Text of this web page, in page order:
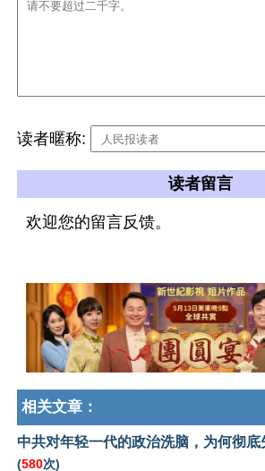
读者暱称:
读者留言
欢迎您的留言反馈。
相关文章：
中共对年轻一代的政治洗脑，为何彻底
(580次)